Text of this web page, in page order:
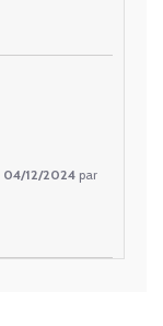
04/12/2024 par